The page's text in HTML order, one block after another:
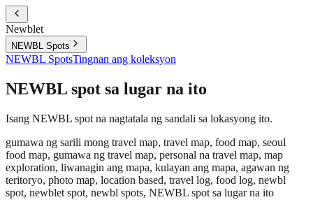
Newblet
NEWBL Spots
NEWBL SpotsTingnan ang koleksyon
NEWBL spot sa lugar na ito
Isang NEWBL spot na nagtatala ng sandali sa lokasyong ito.
gumawa ng sarili mong travel map, travel map, food map, seoul
food map, gumawa ng travel map, personal na travel map, map
exploration, liwanagin ang mapa, kulayan ang mapa, agawan ng
teritoryo, photo map, location based, travel log, food log, newbl
spot, newblet spot, newbl spots, NEWBL spot sa lugar na ito